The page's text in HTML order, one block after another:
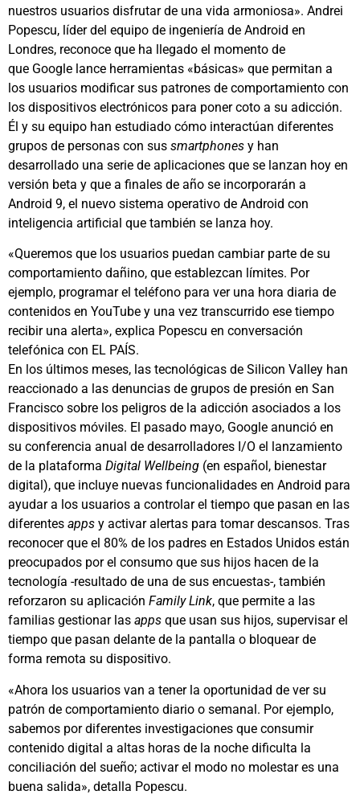
nuestros usuarios disfrutar de una vida armoniosa». Andrei
Popescu, líder del equipo de ingeniería de Android en
Londres, reconoce que ha llegado el momento de
que Google lance herramientas «básicas» que permitan a
los usuarios modificar sus patrones de comportamiento con
los dispositivos electrónicos para poner coto a su adicción.
Él y su equipo han estudiado cómo interactúan diferentes
grupos de personas con sus smartphones y han
desarrollado una serie de aplicaciones que se lanzan hoy en
versión beta y que a finales de año se incorporarán a
Android 9, el nuevo sistema operativo de Android con
inteligencia artificial que también se lanza hoy.
«Queremos que los usuarios puedan cambiar parte de su
comportamiento dañino, que establezcan límites. Por
ejemplo, programar el teléfono para ver una hora diaria de
contenidos en YouTube y una vez transcurrido ese tiempo
recibir una alerta», explica Popescu en conversación
telefónica con EL PAÍS.
En los últimos meses, las tecnológicas de Silicon Valley han
reaccionado a las denuncias de grupos de presión en San
Francisco sobre los peligros de la adicción asociados a los
dispositivos móviles. El pasado mayo, Google anunció en
su conferencia anual de desarrolladores I/O el lanzamiento
de la plataforma Digital Wellbeing (en español, bienestar
digital), que incluye nuevas funcionalidades en Android para
ayudar a los usuarios a controlar el tiempo que pasan en las
diferentes apps y activar alertas para tomar descansos. Tras
reconocer que el 80% de los padres en Estados Unidos están
preocupados por el consumo que sus hijos hacen de la
tecnología -resultado de una de sus encuestas-, también
reforzaron su aplicación Family Link, que permite a las
familias gestionar las apps que usan sus hijos, supervisar el
tiempo que pasan delante de la pantalla o bloquear de
forma remota su dispositivo.
«Ahora los usuarios van a tener la oportunidad de ver su
patrón de comportamiento diario o semanal. Por ejemplo,
sabemos por diferentes investigaciones que consumir
contenido digital a altas horas de la noche dificulta la
conciliación del sueño; activar el modo no molestar es una
buena salida», detalla Popescu.